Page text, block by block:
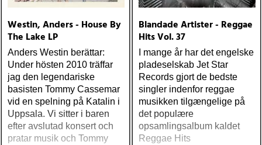
Westin, Anders - House By
The Lake LP
Anders Westin berättar:
Under hösten 2010 träffar
jag den legendariske
basisten Tommy Cassemar
vid en spelning på Katalin i
Uppsala. Vi sitter i baren
efter avslutad konsert och
pratar musik och Tommy
Blandade Artister - Reggae
Hits Vol. 37
I mange år har det engelske
pladeselskab Jet Star
Records gjort de bedste
singler indenfor reggae
musikken tilgængelige på
det populære
opsamlingsalbum kaldet
Reggae Hits